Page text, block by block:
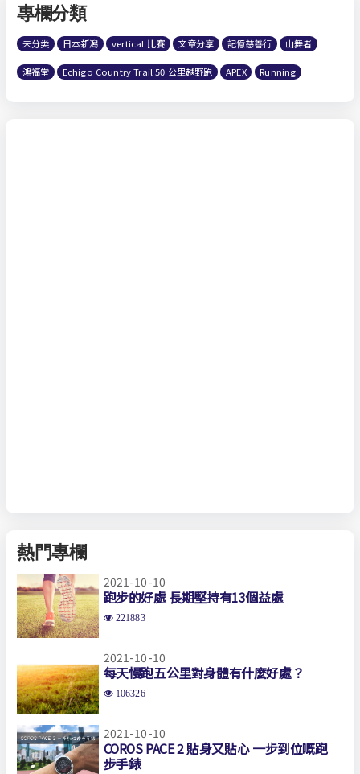
專欄分類
未分类 日本新潟 vertical 比賽 文章分享 記憶慈善行 山舞者
鴻福堂 Echigo Country Trail 50 公里越野跑 APEX Running
熱門專欄
2021-10-10
跑步的好處 長期堅持有13個益處
221883
2021-10-10
每天慢跑五公里對身體有什麼好處？
106326
2021-10-10
COROS PACE 2 貼身又貼心 一步到位嘅跑
步手錶